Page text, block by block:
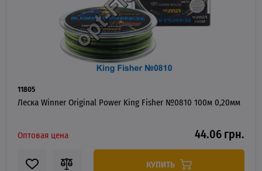
11805
Леска Winner Original Power King Fisher №0810 100м 0,20мм
Оптовая цена 44.06 грн.
КУПИТЬ